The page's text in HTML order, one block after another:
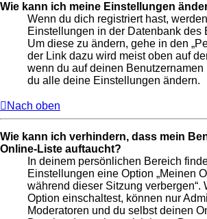
Wie kann ich meine Einstellungen
Wenn du dich registriert hast,
Einstellungen in der Datenbank des
Um diese zu ändern, gehe in den
der Link dazu wird meist oben auf
wenn du auf deinen Benutzernamen
du alle deine Einstellungen ändern.
Nach oben
Wie kann ich verhindern, dass mein
Online-Liste auftaucht?
In deinem persönlichen Bereich
Einstellungen eine Option „Meinen
während dieser Sitzung verbergen“.
Option einschaltest, können nur
Moderatoren und du selbst deinen